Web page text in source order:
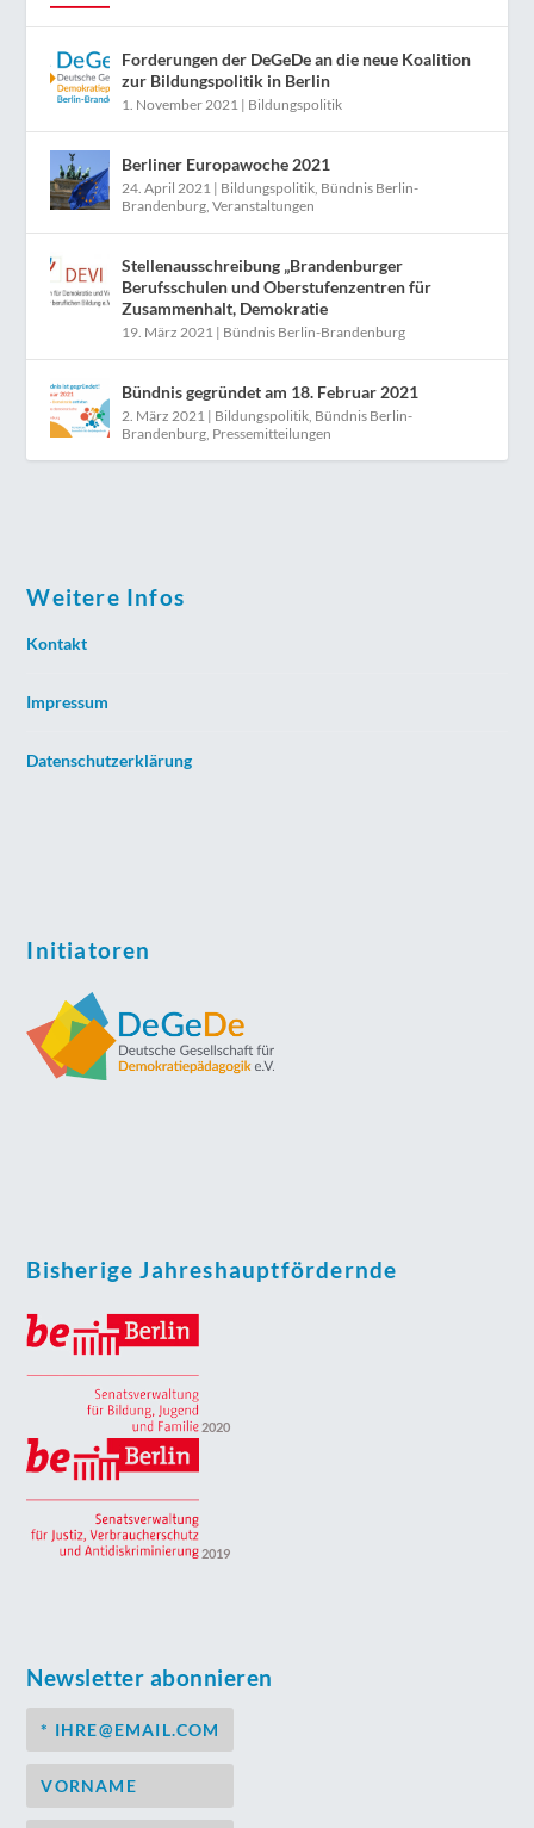
Forderungen der DeGeDe an die neue Koalition
zur Bildungspolitik in Berlin
1. November 2021 | Bildungspolitik
Berliner Europawoche 2021
24. April 2021 | Bildungspolitik, Bündnis Berlin-
Brandenburg,Veranstaltungen
Stellenausschreibung „Brandenburger
Berufsschulen und Oberstufenzentren für
Zusammenhalt, Demokratie
19. März 2021 | Bündnis Berlin-Brandenburg
Bündnis gegründet am 18. Februar 2021
2. März 2021 | Bildungspolitik, Bündnis Berlin-
Brandenburg, Pressemitteilungen
Weitere Infos
Kontakt
Impressum
Datenschutzerklärung
Initiatoren
Bisherige Jahreshauptfördernde
2020
2019
Newsletter abonnieren